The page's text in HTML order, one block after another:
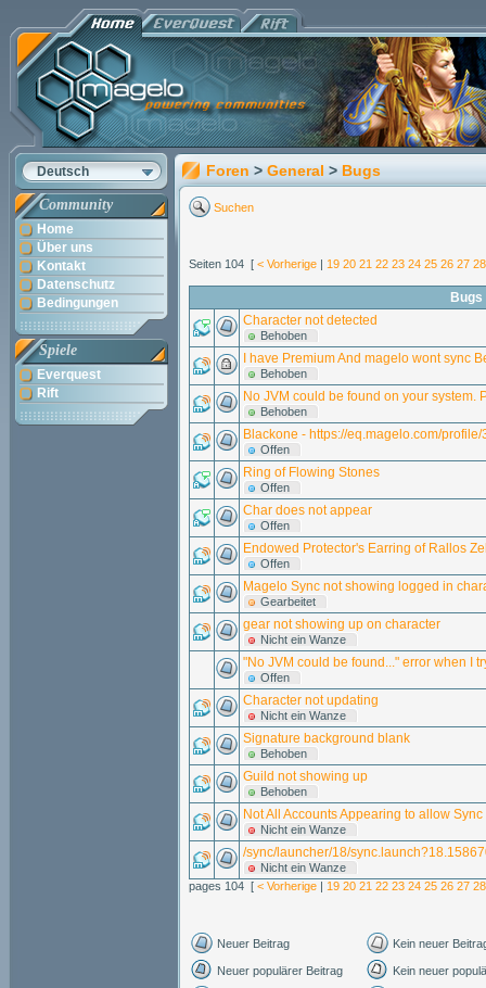
Deutsch
Community
Home
Über uns
Kontakt
Datenschutz
Bedingungen
Spiele
Everquest
Rift
Foren > General > Bugs
Suchen
Seiten 104 [ < Vorherige | 19 20 21 22 23 24 25 26 27 28
Bugs
Character not detected
Behoben
I have Premium And magelo wont sync
Behoben
No JVM could be found on your system.
Behoben
Blackone - https://eq.magelo.com/
Offen
Ring of Flowing Stones
Offen
Char does not appear
Offen
Endowed Protector's Earring of Rallos
Offen
Magelo Sync not showing logged in
Gearbeitet
gear not showing up on character
Nicht ein Wanze
"No JVM could be found..." error when I
Offen
Character not updating
Nicht ein Wanze
Signature background blank
Behoben
Guild not showing up
Behoben
Not All Accounts Appearing to allow Sync
Nicht ein Wanze
/sync/launcher/18/
Nicht ein Wanze
pages 104 [ < Vorherige | 19 20 21 22 23 24 25 26 27 28
Neuer Beitrag Kein neuer
Neuer populärer Beitrag
Kein neuer